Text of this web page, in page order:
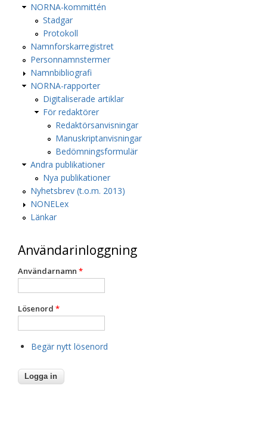
NORNA-kommittén
Stadgar
Protokoll
Namnforskarregistret
Personnamnstermer
Namnbibliografi
NORNA-rapporter
Digitaliserade artiklar
För redaktörer
Redaktörsanvisningar
Manuskriptanvisningar
Bedömningsformulär
Andra publikationer
Nya publikationer
Nyhetsbrev (t.o.m. 2013)
NONELex
Länkar
Användarinloggning
Användarnamn *
Lösenord *
Begär nytt lösenord